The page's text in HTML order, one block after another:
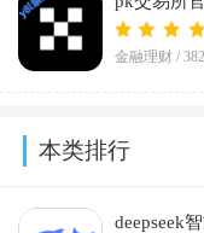
金融理财 /
本类排行
deepseek